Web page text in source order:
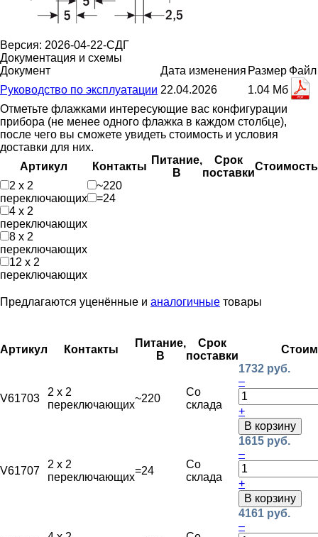
Версия: 2026-04-22-СДГ
Документация и схемы
Документ
Дата изменения Размер Файл
Руководство по эксплуатации 22.04.2026
1.04 Мб
Отметьте флажками интересующие вас конфигурации
прибора (не менее одного флажка в каждом столбце),
после чего вы сможете увидеть стоимость и условия
доставки для них.
Артикул
Контакты
Питание,
В
Срок
поставки
Стоимость
2 х 2
переключающих
4 х 2
переключающих
8 х 2
переключающих
12 х 2
переключающих
~220
=24
Предлагаются уценённые и аналогичные товары
Артикул Контакты
Питание,
В
Срок
поставки
V61703
2 х 2
переключающих
~220
Со
склада
1732 руб.
–
+
В корзину
V61707
2 х 2
переключающих
=24
Со
склада
1615 руб.
–
+
В корзину
4161 руб.
–